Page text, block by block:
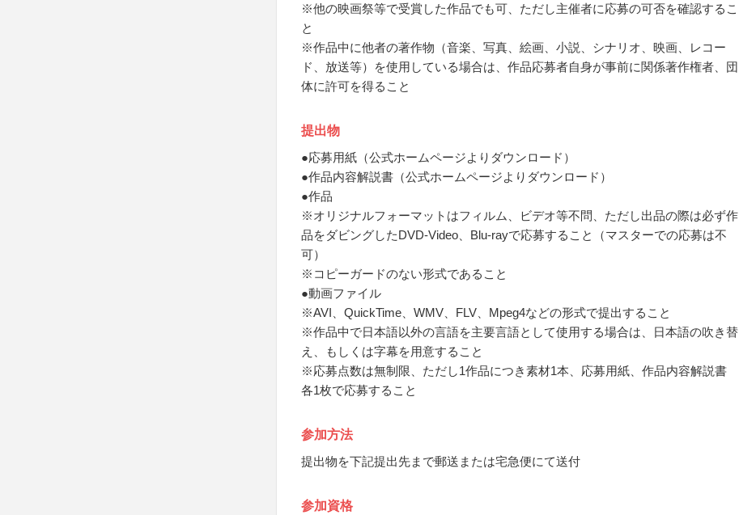
※他の映画祭等で受賞した作品でも可、ただし主催者に応募の可否を確認するこ
と
※作品中に他者の著作物（音楽、写真、絵画、小説、シナリオ、映画、レコー
ド、放送等）を使用している場合は、作品応募者自身が事前に関係著作権者、団
体に許可を得ること
提出物
●応募用紙（公式ホームページよりダウンロード）
●作品内容解説書（公式ホームページよりダウンロード）
●作品
※オリジナルフォーマットはフィルム、ビデオ等不問、ただし出品の際は必ず作
品をダビングしたDVD-Video、Blu-rayで応募すること（マスターでの応募は不
可）
※コピーガードのない形式であること
●動画ファイル
※AVI、QuickTime、WMV、FLV、Mpeg4などの形式で提出すること
※作品中で日本語以外の言語を主要言語として使用する場合は、日本語の吹き替
え、もしくは字幕を用意すること
※応募点数は無制限、ただし1作品につき素材1本、応募用紙、作品内容解説書
各1枚で応募すること
参加方法
提出物を下記提出先まで郵送または宅急便にて送付
参加資格